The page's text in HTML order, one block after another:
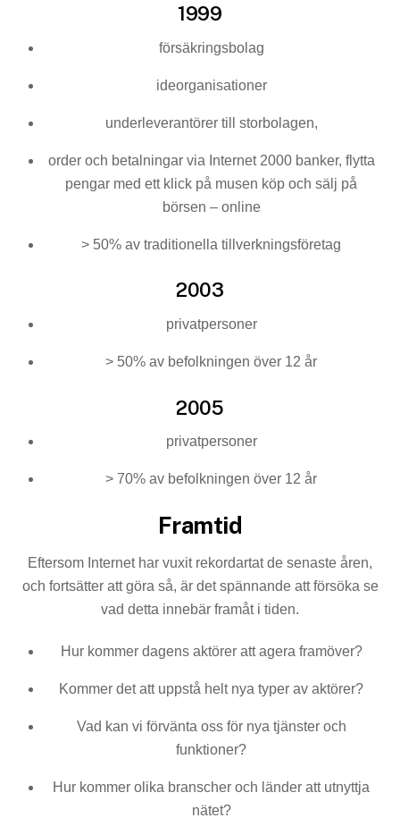
1999
försäkringsbolag
ideorganisationer
underleverantörer till storbolagen,
order och betalningar via Internet 2000 banker, flytta
pengar med ett klick på musen köp och sälj på
börsen – online
> 50% av traditionella tillverkningsföretag
2003
privatpersoner
> 50% av befolkningen över 12 år
2005
privatpersoner
> 70% av befolkningen över 12 år
Framtid
Eftersom Internet har vuxit rekordartat de senaste åren,
och fortsätter att göra så, är det spännande att försöka se
vad detta innebär framåt i tiden.
Hur kommer dagens aktörer att agera framöver?
Kommer det att uppstå helt nya typer av aktörer?
Vad kan vi förvänta oss för nya tjänster och
funktioner?
Hur kommer olika branscher och länder att utnyttja
nätet?